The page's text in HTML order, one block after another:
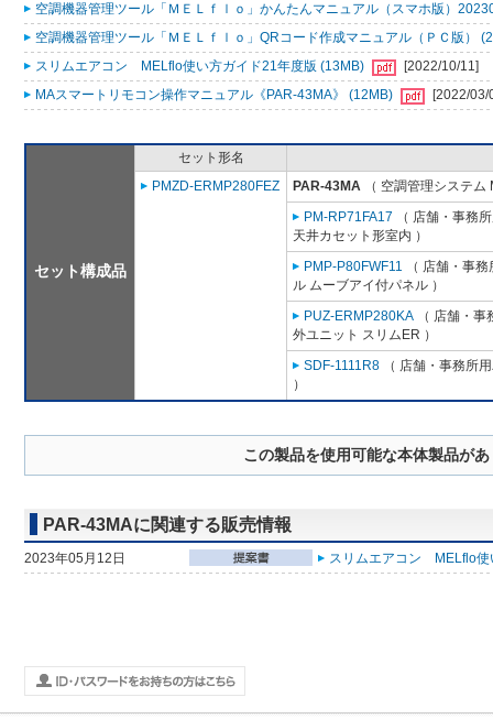
空調機器管理ツール「ＭＥＬｆｌｏ」かんたんマニュアル（スマホ版）
空調機器管理ツール「ＭＥＬｆｌｏ」QRコード作成マニュアル（ＰＣ版）
スリムエアコン MELflo使い方ガイド21年度版 (13MB)
[2022/10/11]
MAスマートリモコン操作マニュアル《PAR-43MA》 (12MB)
[2022/03/
セット構成品
セット形名
PMZD-ERMP280FEZ
PAR-43MA （ 空調管理システム
PM-RP71FA17 （ 店舗・事務
天井カセット形室内 ）
PMP-P80FWF11 （ 店舗・事
ル ムーブアイ付パネル ）
PUZ-ERMP280KA （ 店舗・
外ユニット スリムER ）
SDF-1111R8 （ 店舗・事務所
）
この製品を使用可能な本体製品が
PAR-43MAに関連する販売情報
2023年05月12日 スリムエアコン MELflo使